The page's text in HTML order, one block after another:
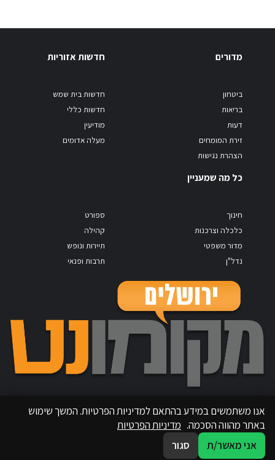
מדורים
ביטחון
בריאות
דעות
זירת המומחים
הצהרת נגישות
חדשות אזוריות
חדשות בית שמש
חדשות כללי
מודיעין
מעלה אדומים
כל מה שמעניין
חינוך
כלכלה וצרכנות
מדור משפטי
נדל"ן
ספורט
קהילה
תיירות ונופש
תרבות ופנאי
אנו משתמשים במידע בהתאם למדיניות הפרטיות. המשך שימוש
באתר מהווה הסכמה. מדיניות הפרטיות
אני מאשר/ת
סגור